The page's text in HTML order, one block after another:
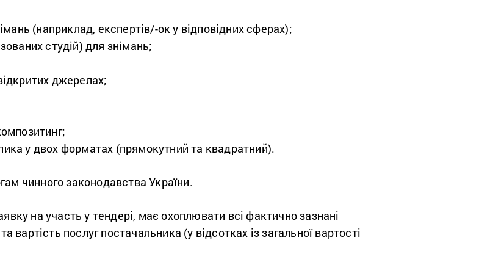
(наприклад, експертів/-ок у відповідних сферах);
студій) для знімань;
джерелах;
у двох форматах (прямокутний та квадратний).
чинного законодавства України.
на участь у тендері, має охоплювати всі фактично зазнані
вартість послуг постачальника (у відсотках із загальної вартості